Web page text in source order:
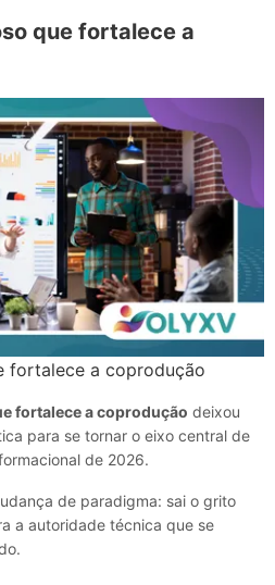
que fortalece a
fortalece a coprodução
fortalece a coprodução deixou
para se tornar o eixo central de
de 2026.
de paradigma: sai o grito
a autoridade técnica que se